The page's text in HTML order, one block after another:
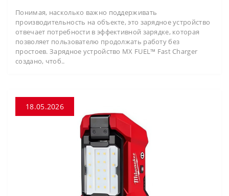
Понимая, насколько важно поддерживать
производительность на объекте, это зарядное устройство
отвечает потребности в эффективной зарядке, которая
позволяет пользователю продолжать работу без
простоев. Зарядное устройство MX FUEL™ Fast Charger
создано, чтоб..
18.05.2026